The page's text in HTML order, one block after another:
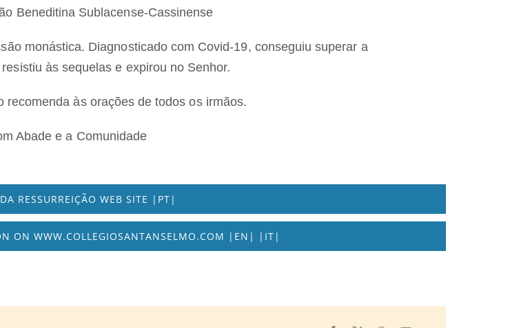
Beneditina Sublacense-Cassinense
monástica. Diagnosticado com Covid-19, conseguiu superar a
às sequelas e expirou no Senhor.
recomenda às orações de todos os irmãos.
Abade e a Comunidade
RESSURREIÇÃO WEB SITE |PT|
ON WWW.COLLEGIOSANTANSELMO.COM |EN| |IT|